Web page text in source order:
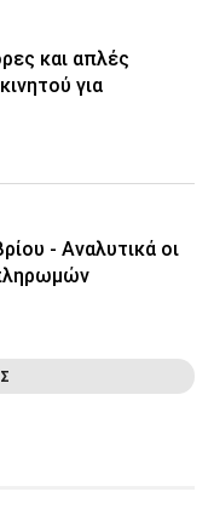
και απλές
για
- Αναλυτικά οι